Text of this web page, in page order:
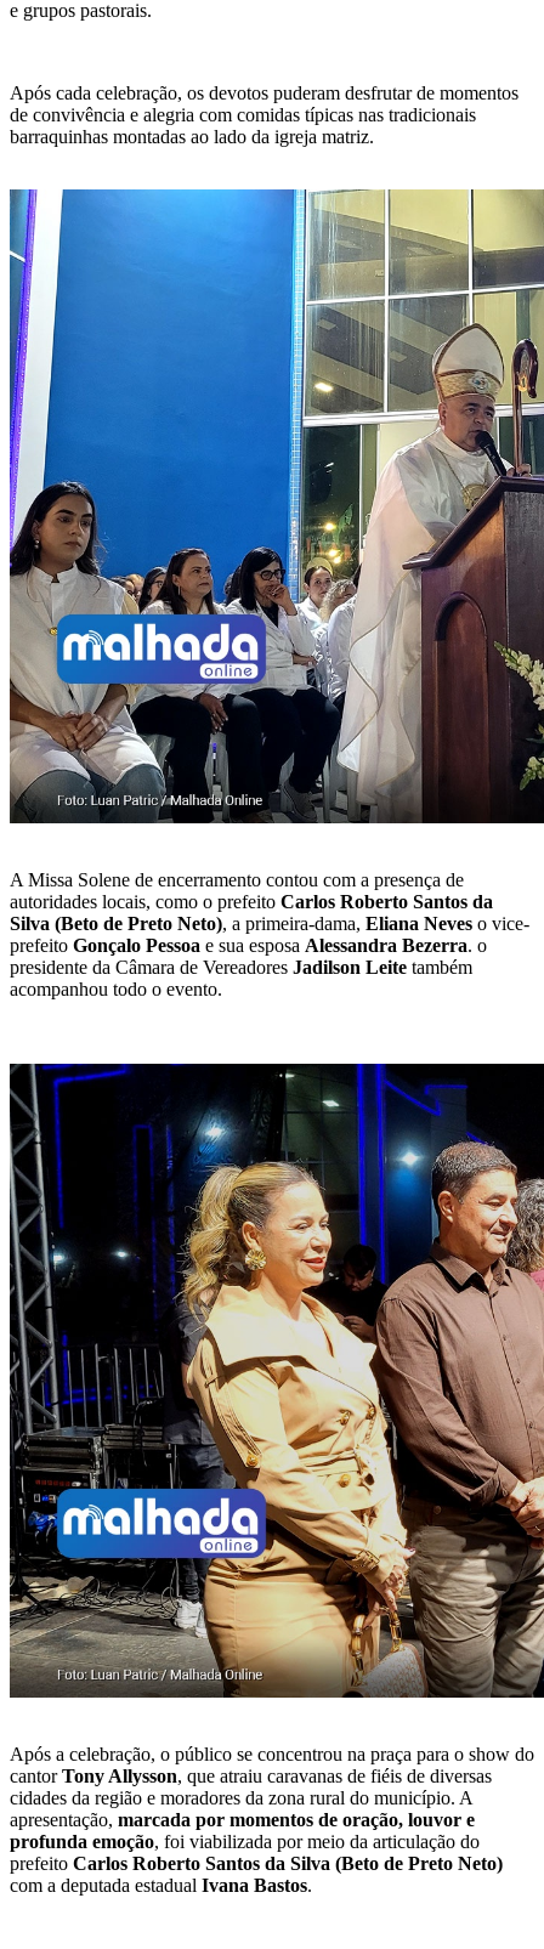
e grupos pastorais.
Após cada celebração, os devotos puderam desfrutar de momentos
de convivência e alegria com comidas típicas nas tradicionais
barraquinhas montadas ao lado da igreja matriz.
A Missa Solene de encerramento contou com a presença de
autoridades locais, como o prefeito Carlos Roberto Santos da
Silva (Beto de Preto Neto), a primeira-dama, Eliana Neves o vice-
prefeito Gonçalo Pessoa e sua esposa Alessandra Bezerra. o
presidente da Câmara de Vereadores Jadilson Leite também
acompanhou todo o evento.
Após a celebração, o público se concentrou na praça para o show do
cantorTony Allysson, que atraiu caravanas de fiéis de diversas
cidades da região e moradores da zona rural do município. A
apresentação, marcada por momentos de oração, louvor e
profunda emoção, foi viabilizada por meio da articulação do
prefeito Carlos Roberto Santos da Silva (Beto de Preto Neto)
com a deputada estadual Ivana Bastos.